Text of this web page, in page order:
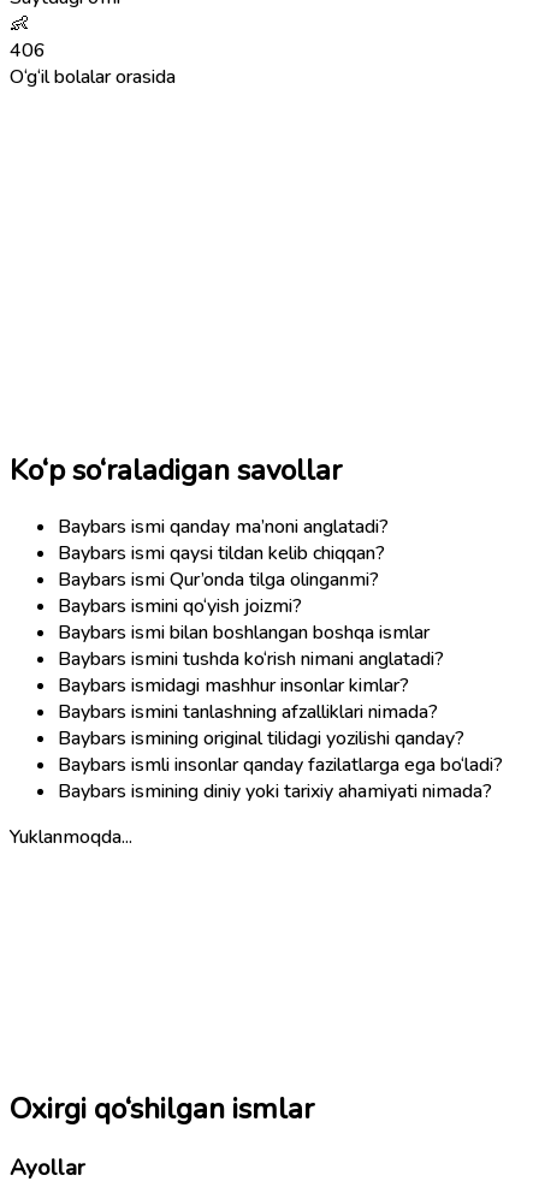
👶
406
O‘g‘il bolalar orasida
Ko‘p so‘raladigan savollar
Baybars ismi qanday ma’noni anglatadi?
Baybars ismi qaysi tildan kelib chiqqan?
Baybars ismi Qur’onda tilga olinganmi?
Baybars ismini qo‘yish joizmi?
Baybars ismi bilan boshlangan boshqa ismlar
Baybars ismini tushda ko‘rish nimani anglatadi?
Baybars ismidagi mashhur insonlar kimlar?
Baybars ismini tanlashning afzalliklari nimada?
Baybars ismining original tilidagi yozilishi qanday?
Baybars ismli insonlar qanday fazilatlarga ega bo‘ladi?
Baybars ismining diniy yoki tarixiy ahamiyati nimada?
Yuklanmoqda...
Oxirgi qo‘shilgan ismlar
Ayollar